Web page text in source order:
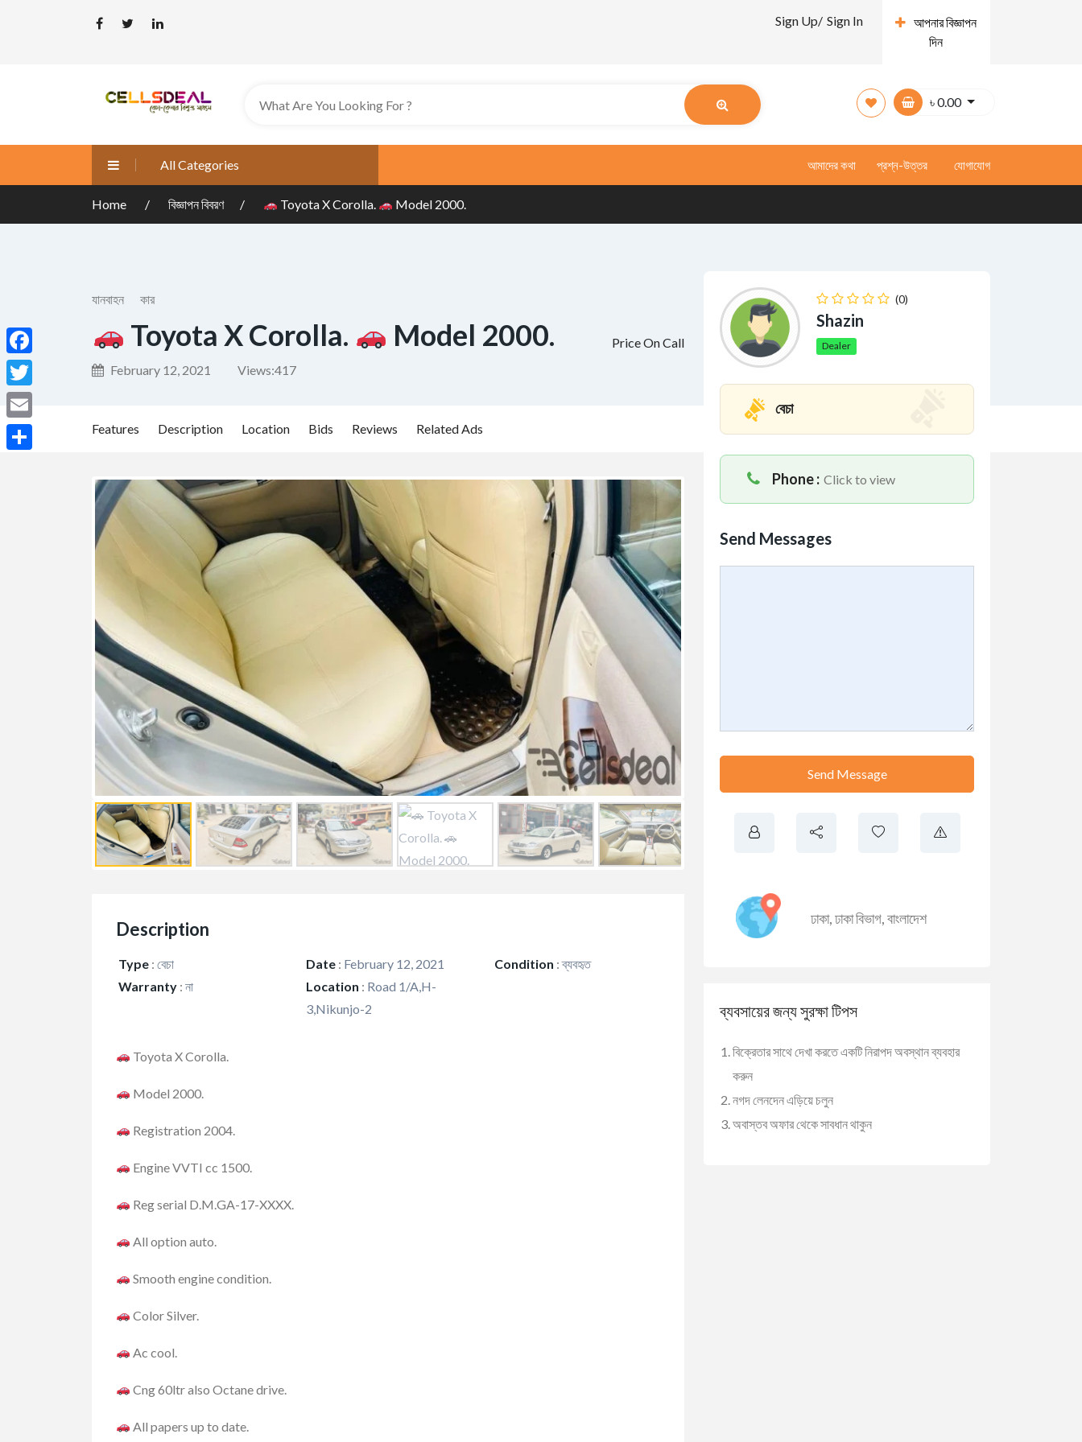
Sign Up/ Sign In
আপনার বিজ্ঞাপন
দিন
৳0.00
All Categories আমাদের কথা প্রশ্ন-উত্তর যোগাযোগ
Home বিজ্ঞাপন বিবরণ Toyota X Corolla. Model 2000.
যানবাহন কার
Toyota X Corolla. Model 2000.
February 12, 2021 Views:417
Price On Call
Features Description Location Bids Reviews Related Ads
Description
Type : বেচা Date : February 12, 2021 Condition :ব্যবহৃত
Warranty : না Location : Road 1/A,H-
3,Nikunjo-2
Toyota X Corolla.
Model 2000.
Registration 2004.
Engine VVTI cc 1500.
Reg serial D.M.GA-17-XXXX.
All option auto.
Smooth engine condition.
Color Silver.
Ac cool.
Cng 60ltr also Octane drive.
All papers up to date.
(0)
Shazin
Dealer
বেচা
Phone : Click to view
Send Messages
Send Message
ঢাকা,ঢাকা বিভাগ,বাংলাদেশ
ব্যবসায়ের জন্য সুরক্ষা টিপস
বিক্রেতার সাথে দেখা করতে একটি নিরাপদ অবস্থান ব্যবহার
করুন
নগদ লেনদেন এড়িয়ে চলুন
অবাস্তব অফার থেকে সাবধান থাকুন
Facebook
Twitter
Email